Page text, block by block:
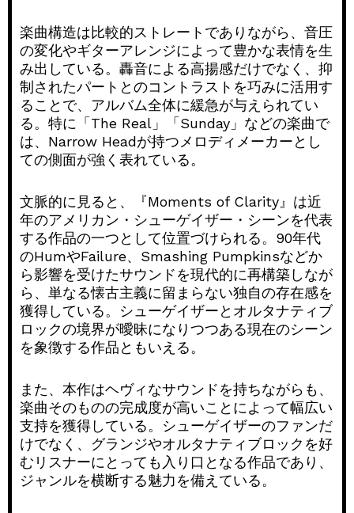
楽曲構造は比較的ストレートでありながら、音圧
の変化やギターアレンジによって豊かな表情を生
み出している。轟音による高揚感だけでなく、抑
制されたパートとのコントラストを巧みに活用す
ることで、アルバム全体に緩急が与えられてい
る。特に「The Real」「Sunday」などの楽曲で
は、Narrow Headが持つメロディメーカーとし
ての側面が強く表れている。
文脈的に見ると、『Moments of Clarity』は近
年のアメリカン・シューゲイザー・シーンを代表
する作品の一つとして位置づけられる。90年代
のHumやFailure、Smashing Pumpkinsなどか
ら影響を受けたサウンドを現代的に再構築しなが
ら、単なる懐古主義に留まらない独自の存在感を
獲得している。シューゲイザーとオルタナティブ
ロックの境界が曖昧になりつつある現在のシーン
を象徴する作品ともいえる。
また、本作はヘヴィなサウンドを持ちながらも、
楽曲そのものの完成度が高いことによって幅広い
支持を獲得している。シューゲイザーのファンだ
けでなく、グランジやオルタナティブロックを好
むリスナーにとっても入り口となる作品であり、
ジャンルを横断する魅力を備えている。